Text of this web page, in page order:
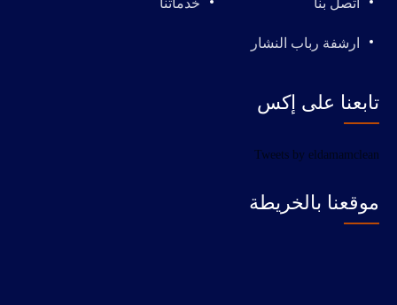
ارشفة رباب النشار
تابعنا على إكس
Tweets by eldamamclean
موقعنا بالخريطة